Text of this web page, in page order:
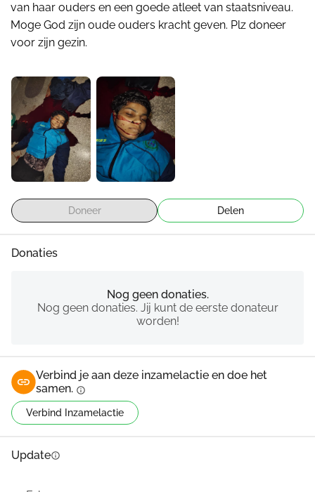
van haar ouders en een goede atleet van staatsniveau.
Moge God zijn oude ouders kracht geven. Plz doneer
voor zijn gezin.
Doneer Delen
Donaties
Nog geen donaties.
Nog geen donaties. Jij kunt de eerste donateur
worden!
Verbind je aan deze inzamelactie en doe het
samen. info
Verbind Inzamelactie
Updateinfo